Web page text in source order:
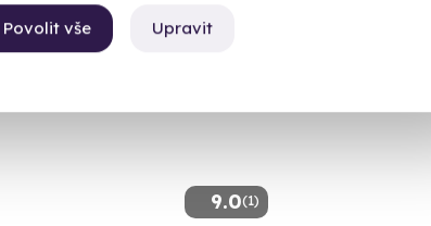
Upravit
Povolit vše
9.0(1)
2026